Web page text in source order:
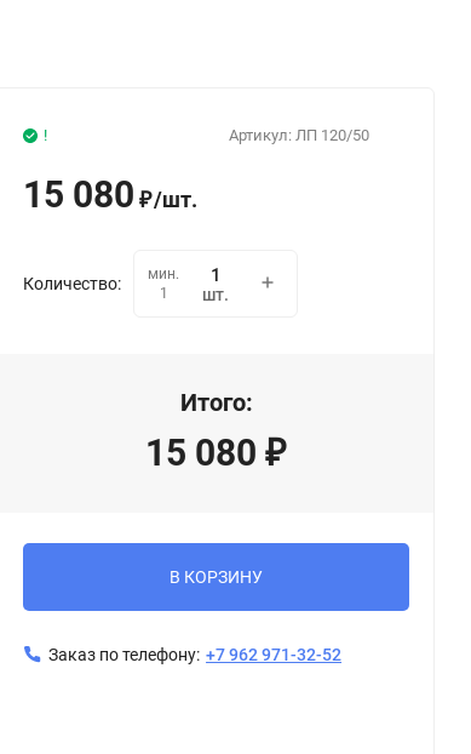
Артикул: ЛП 120/50
!
15 080 ₽/шт.
Количество:
мин.
1
шт.
Итого:
15 080 ₽
В КОРЗИНУ
Заказ по телефону: +7 962 971-32-52